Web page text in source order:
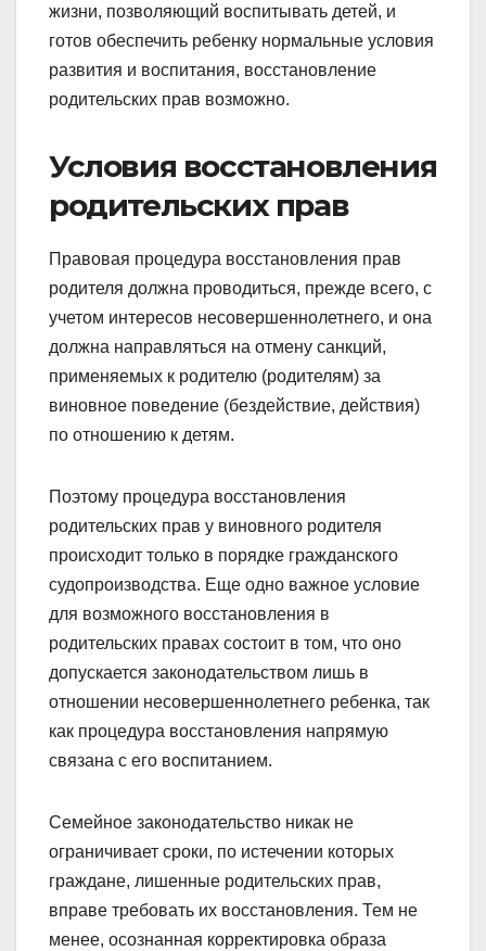
жизни, позволяющий воспитывать детей, и
готов обеспечить ребенку нормальные условия
развития и воспитания, восстановление
родительских прав возможно.
Условия восстановления
родительских прав
Правовая процедура восстановления прав
родителя должна проводиться, прежде всего, с
учетом интересов несовершеннолетнего, и она
должна направляться на отмену санкций,
применяемых к родителю (родителям) за
виновное поведение (бездействие, действия)
по отношению к детям.
Поэтому процедура восстановления
родительских прав у виновного родителя
происходит только в порядке гражданского
судопроизводства. Еще одно важное условие
для возможного восстановления в
родительских правах состоит в том, что оно
допускается законодательством лишь в
отношении несовершеннолетнего ребенка, так
как процедура восстановления напрямую
связана с его воспитанием.
Семейное законодательство никак не
ограничивает сроки, по истечении которых
граждане, лишенные родительских прав,
вправе требовать их восстановления. Тем не
менее, осознанная корректировка образа